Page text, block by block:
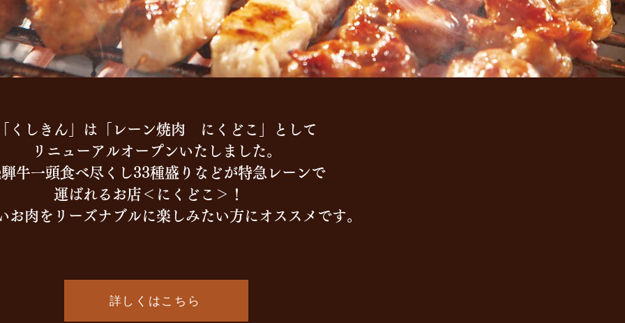
くしきん」は「レーン焼肉 にくどこ」として
リニューアルオープンいたしました。
牛一頭食べ尽くし33種盛りなどが特急レーンで
運ばれるお店＜にくどこ＞！
お肉をリーズナブルに楽しみたい方にオススメです。
詳しくはこちら